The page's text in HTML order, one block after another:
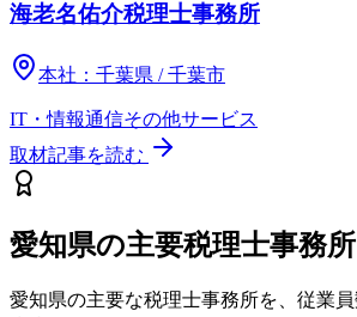
海老名佑介税理士事務所
本社： 千葉県 / 千葉市
IT・情報通信その他サービス
取材記事を読む
愛知県の主要税理士事務所
愛知県の主要な税理士事務所を、従業